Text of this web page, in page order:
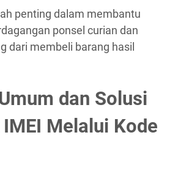
penting dalam membantu
ponsel curian dan
dari membeli barang hasil
dan Solusi
Melalui Kode